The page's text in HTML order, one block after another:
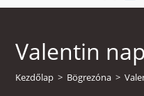
Valentin
Kezdőlap > Bögrezóna >